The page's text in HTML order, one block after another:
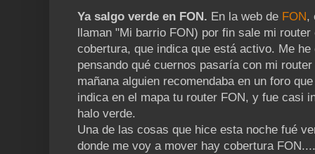
Ya salgo verde en FON. En la web de FON,
llaman "Mi barrio FON) por fin sale mi
cobertura, que indica que está activo. Me he
pensando qué cuernos pasaría con mi
mañana alguien recomendaba en un foro
indica en el mapa tu router FON, y fue casi
halo verde.
Una de las cosas que hice esta noche fué
donde me voy a mover hay cobertura